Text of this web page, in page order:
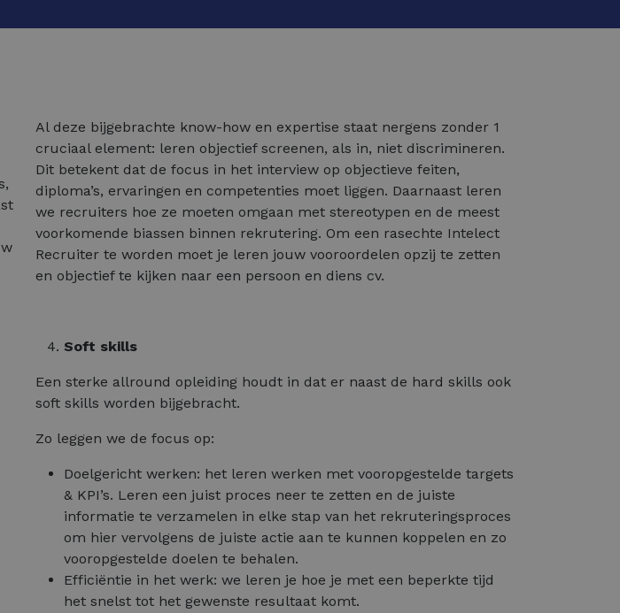
Al deze bijgebrachte know-how en expertise staat nergens zonder 1
cruciaal element: leren objectief screenen, als in, niet discrimineren.
Dit betekent dat de focus in het interview op objectieve feiten,
diploma’s, ervaringen en competenties moet liggen. Daarnaast leren
we recruiters hoe ze moeten omgaan met stereotypen en de meest
voorkomende biassen binnen rekrutering. Om een rasechte Intelect
Recruiter te worden moet je leren jouw vooroordelen opzij te zetten
en objectief te kijken naar een persoon en diens cv.
Soft skills
Een sterke allround opleiding houdt in dat er naast de hard skills ook
soft skills worden bijgebracht.
Zo leggen we de focus op:
Doelgericht werken: het leren werken met vooropgestelde targets
& KPI’s. Leren een juist proces neer te zetten en de juiste
informatie te verzamelen in elke stap van het rekruteringsproces
om hier vervolgens de juiste actie aan te kunnen koppelen en zo
vooropgestelde doelen te behalen.
Efficiëntie in het werk: we leren je hoe je met een beperkte tijd
het snelst tot het gewenste resultaat komt.